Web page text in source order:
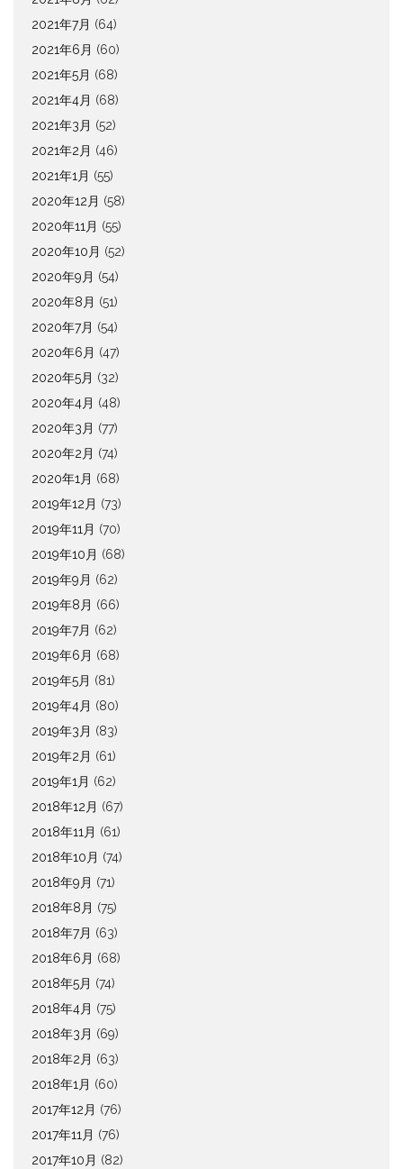
2021年7月 (64)
2021年6月 (60)
2021年5月 (68)
2021年4月 (68)
2021年3月 (52)
2021年2月 (46)
2021年1月 (55)
2020年12月 (58)
2020年11月 (55)
2020年10月 (52)
2020年9月 (54)
2020年8月 (51)
2020年7月 (54)
2020年6月 (47)
2020年5月 (32)
2020年4月 (48)
2020年3月 (77)
2020年2月 (74)
2020年1月 (68)
2019年12月 (73)
2019年11月 (70)
2019年10月 (68)
2019年9月 (62)
2019年8月 (66)
2019年7月 (62)
2019年6月 (68)
2019年5月 (81)
2019年4月 (80)
2019年3月 (83)
2019年2月 (61)
2019年1月 (62)
2018年12月 (67)
2018年11月 (61)
2018年10月 (74)
2018年9月 (71)
2018年8月 (75)
2018年7月 (63)
2018年6月 (68)
2018年5月 (74)
2018年4月 (75)
2018年3月 (69)
2018年2月 (63)
2018年1月 (60)
2017年12月 (76)
2017年11月 (76)
2017年10月 (82)